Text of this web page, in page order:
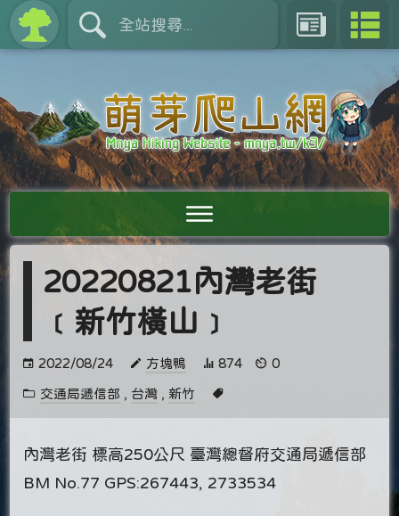
20220821內灣老街
﹝新竹橫山﹞
2022/08/24 方塊鴨 874 0
交通局遞信部 , 台灣 , 新竹
內灣老街 標高250公尺 臺灣總督府交通局遞信部
BM No.77 GPS:267443, 2733534